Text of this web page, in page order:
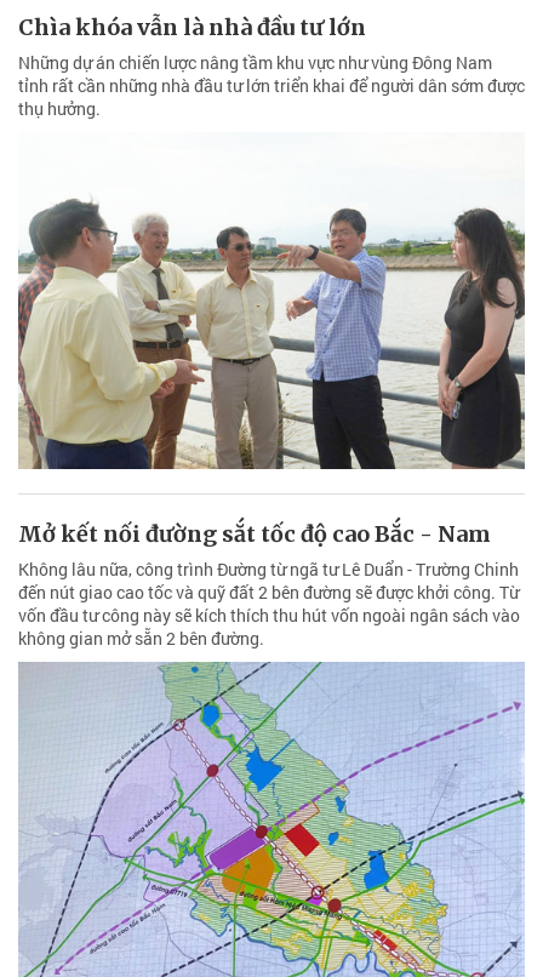
Chìa khóa vẫn là nhà đầu tư lớn
Những dự án chiến lược nâng tầm khu vực như vùng Đông Nam
tỉnh rất cần những nhà đầu tư lớn triển khai để người dân sớm được
thụ hưởng.
Mở kết nối đường sắt tốc độ cao Bắc - Nam
Không lâu nữa, công trình Đường từ ngã tư Lê Duẩn - Trường Chinh
đến nút giao cao tốc và quỹ đất 2 bên đường sẽ được khởi công. Từ
vốn đầu tư công này sẽ kích thích thu hút vốn ngoài ngân sách vào
không gian mở sẵn 2 bên đường.